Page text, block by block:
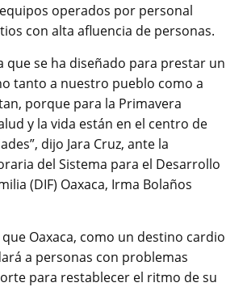
operados por personal
con alta afluencia de personas.
que se ha diseñado para prestar un
tanto a nuestro pueblo como a
porque para la Primavera
y la vida están en el centro de
dijo Jara Cruz, ante la
del Sistema para el Desarrollo
(DIF) Oaxaca, Irma Bolaños
que Oaxaca, como un destino cardio
a personas con problemas
para restablecer el ritmo de su